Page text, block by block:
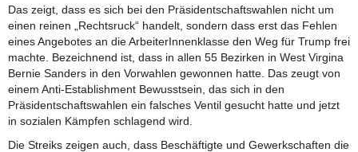
Das zeigt, dass es sich bei den Präsidentschaftswahlen nicht um
einen reinen „Rechtsruck“ handelt, sondern dass erst das Fehlen
eines Angebotes an die ArbeiterInnenklasse den Weg für Trump frei
machte. Bezeichnend ist, dass in allen 55 Bezirken in West Virgina
Bernie Sanders in den Vorwahlen gewonnen hatte. Das zeugt von
einem Anti-Establishment Bewusstsein, das sich in den
Präsidentschaftswahlen ein falsches Ventil gesucht hatte und jetzt
in sozialen Kämpfen schlagend wird.
Die Streiks zeigen auch, dass Beschäftigte und Gewerkschaften die